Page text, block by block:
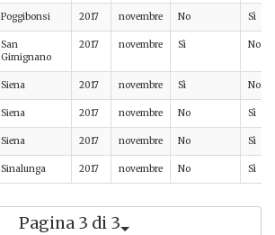
Poggibonsi 2017 novembre No Sì
San
Gimignano
2017 novembre Sì No
Siena 2017 novembre Sì No
Siena 2017 novembre No Sì
Siena 2017 novembre No Sì
Sinalunga 2017 novembre No Sì
Pagina 3 di 3